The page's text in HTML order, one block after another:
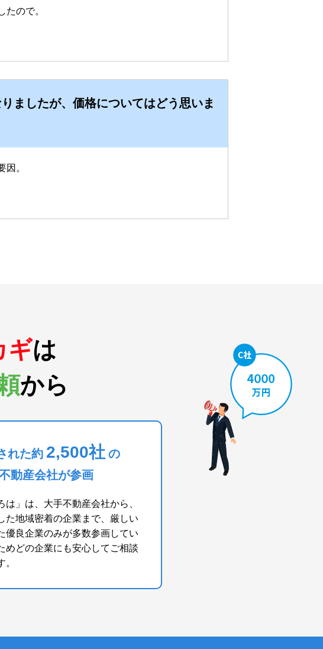
ので。
ましたが、価格についてはどう思いま
。
ギは
から
れた約 2,500社 の
動産会社が参画
は」は、大手不動産会社から、
た地域密着の企業まで、厳しい
優良企業のみが多数参画してい
めどの企業にも安心してご相談
。